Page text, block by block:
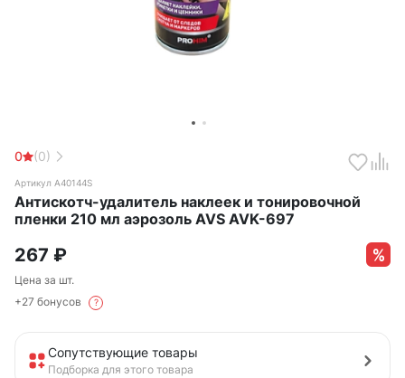
0 (0)
Артикул A40144S
Антискотч-удалитель наклеек и тонировочной
пленки 210 мл аэрозоль AVS AVK-697
267 ₽
Цена за шт.
+27 бонусов
?
Сопутствующие товары
Подборка для этого товара